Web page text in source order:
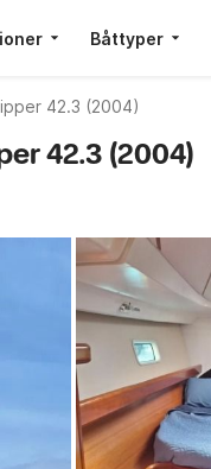
Båttyper
42.3 (2004)
42.3 (2004)